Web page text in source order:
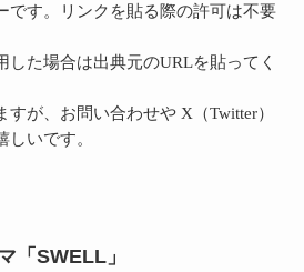
です。リンクを貼る際の許可は不要
した場合は出典元のURLを貼ってく
が、お問い合わせや X（Twitter）
いです。
「SWELL」